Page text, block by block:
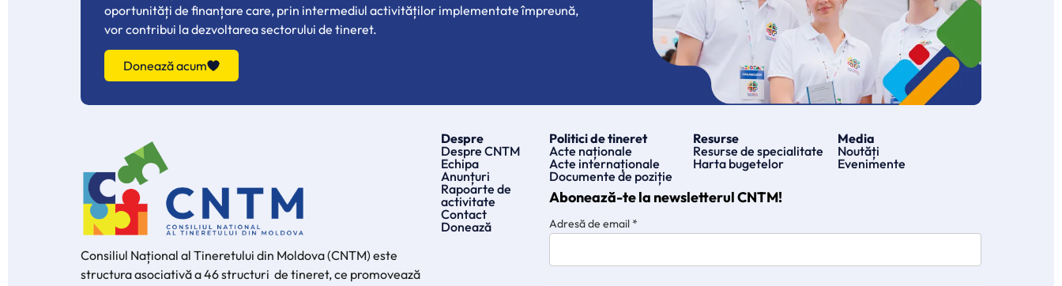
oportunități de finanțare care, prin intermediul activităților implementate împreună,
vor contribui la dezvoltarea sectorului de tineret.
Donează acum
Consiliul Național al Tineretului din Moldova (CNTM) este
structura asociativă a 46 structuri de tineret, ce promovează
Despre
Despre CNTM
Echipa
Anunțuri
Rapoarte de
activitate
Contact
Donează
Politici de tineret
Acte naționale
Acte internaționale
Documente de poziție
Resurse
Resurse de specialitate
Harta bugetelor
Media
Noutăți
Evenimente
Abonează-te la newsletterul CNTM!
Adresă de email*